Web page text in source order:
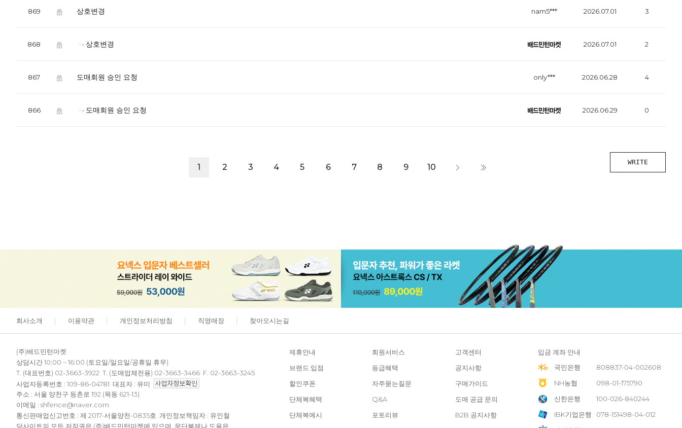
869 상호변경 nam5*** 2026.07.01 3
868 상호변경 2026.07.01 2
867 도매회원 승인 요청 only*** 2026.06.28 4
866 도매회원 승인 요청 2026.06.29 0
WRITE
1 2 3 4 5 6 7 8 9 10
회사소개 이용약관 개인정보처리방침 직영매장 찾아오시는길
(주)배드민턴마켓
상담시간 10:00 ~ 16:00 (토요일/일요일/공휴일 휴무)
T. (대표번호) 02-3663-3922 T. (도매업체전용) 02-3663-3466 F. 02-3663-3245
사업자등록번호 : 109-86-04781 대표자 : 유미
주소 : 서울 양천구 등촌로 192 (목동 621-13)
이메일 : shfence@naver.com
통신판매업신고번호 : 제 2017-서울양천-0835호 개인정보책임자 : 유인철
당사이트의 모든 저작권은 (주)배드민턴마켓에 있으며, 무단복제나 도용은
제휴안내 회원서비스
고객센터
브랜드 입점
등급혜택
공지사항
할인쿠폰
자주묻는질문
구매가이드
단체복혜택
Q&A
도매 공급 문의
단체복예시
포토리뷰
B2B 공지사항
입금 계좌 안내
국민은행
808837-04-002608
NH농협
098-01-175790
신한은행
100-026-840244
IBK기업은행
078-151498-04-012